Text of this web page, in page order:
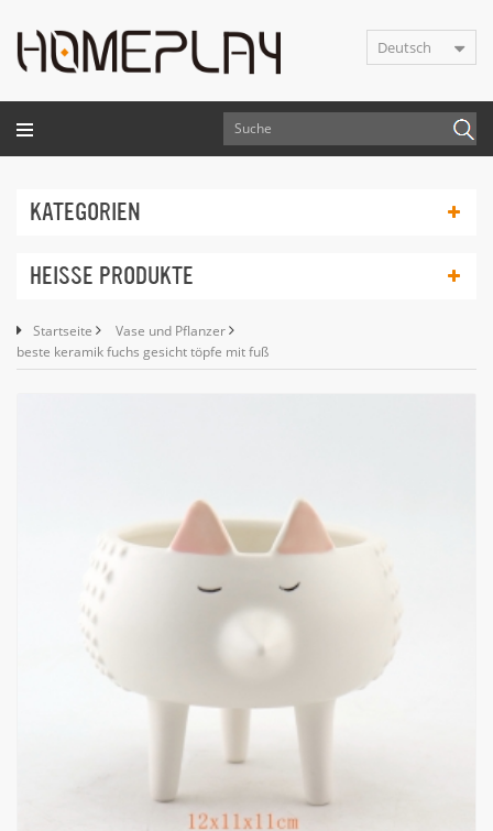
Deutsch
KATEGORIEN
HEISSE PRODUKTE
Startseite
Vase und Pflanzer
beste keramik fuchs gesicht töpfe mit fuß